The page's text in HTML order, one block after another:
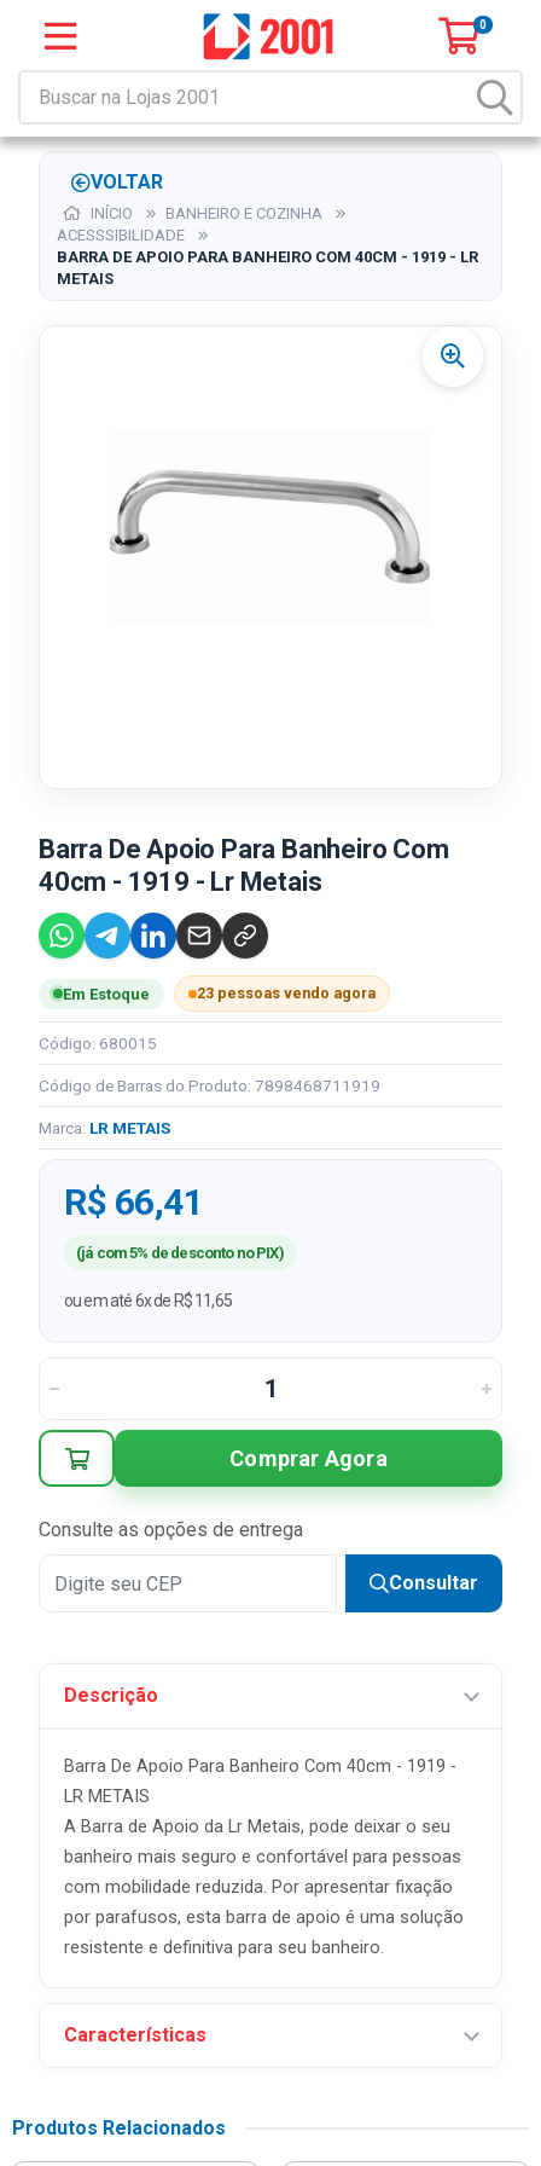
0
VOLTAR
INÍCIO
BANHEIRO E COZINHA
ACESSSIBILIDADE
BARRA DE APOIO PARA BANHEIRO COM 40CM - 1919 - LR
METAIS
Barra De Apoio Para Banheiro Com
40cm - 1919 - Lr Metais
Em Estoque 23 pessoas vendo agora
Código: 680015
Código de Barras do Produto: 7898468711919
Marca: LR METAIS
R$ 66,41
(já com 5% de desconto no PIX)
ou em até 6x de R$ 11,65
Comprar Agora
Consulte as opções de entrega
Consultar
Descrição
Barra De Apoio Para Banheiro Com 40cm - 1919 -
LR METAIS
A Barra de Apoio da Lr Metais, pode deixar o seu
banheiro mais seguro e confortável para pessoas
com mobilidade reduzida. Por apresentar fixação
por parafusos, esta barra de apoio é uma solução
resistente e definitiva para seu banheiro.
Características
Produtos Relacionados